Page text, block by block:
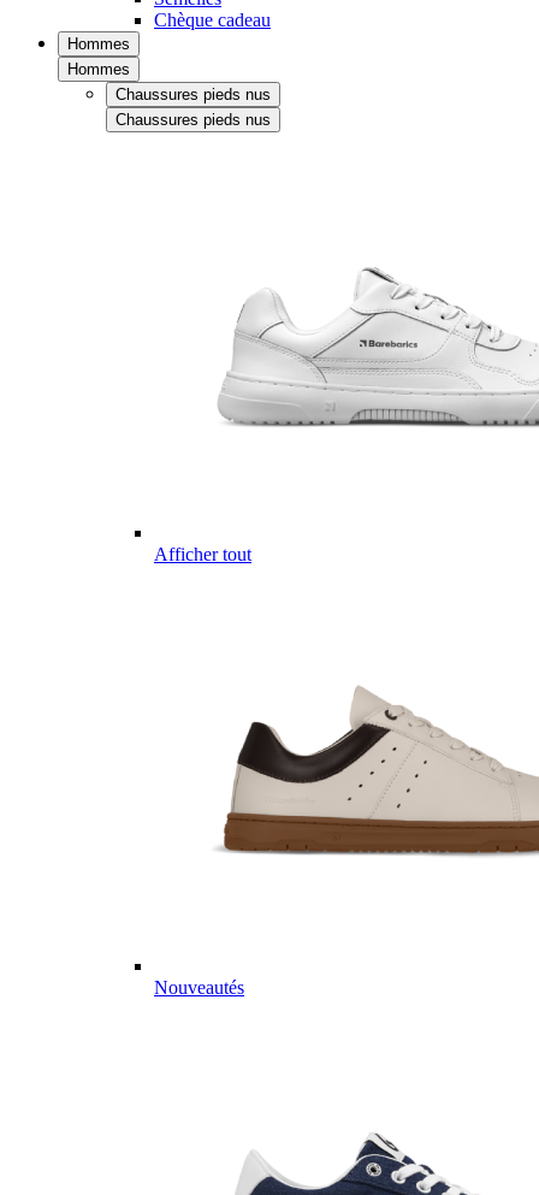
Chèque cadeau
Hommes
Hommes
Chaussures pieds nus
Chaussures pieds nus
Afficher tout
Nouveautés